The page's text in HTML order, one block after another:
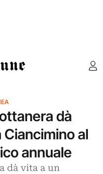
dà
al
annuale
dà vita a un